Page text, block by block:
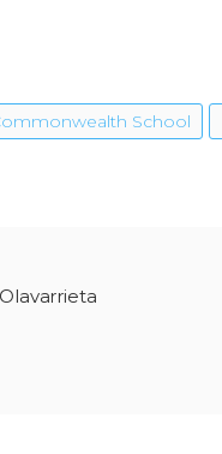
School